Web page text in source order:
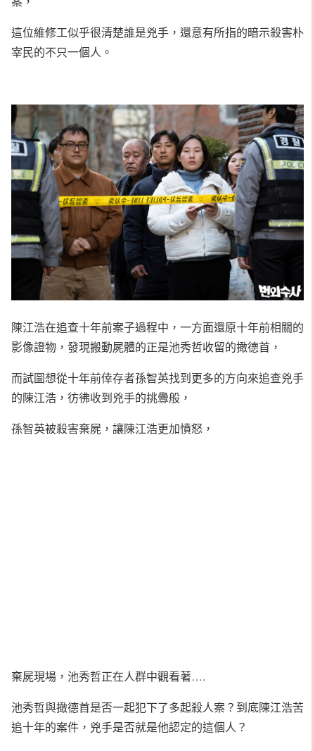
這位維修工似乎很清楚誰是兇手，還意有所指的暗示殺害朴
宰民的不只一個人。
陳江浩在追查十年前案子過程中，一方面還原十年前相關的
影像證物，發現搬動屍體的正是池秀哲收留的撖德首，
而試圖想從十年前倖存者孫智英找到更多的方向來追查兇手
的陳江浩，彷彿收到兇手的挑釁般，
孫智英被殺害棄屍，讓陳江浩更加憤怒，
棄屍現場，池秀哲正在人群中觀看著….
池秀哲與撖德首是否一起犯下了多起殺人案？到底陳江浩苦
追十年的案件，兇手是否就是他認定的這個人？